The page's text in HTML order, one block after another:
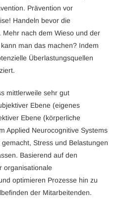
Prävention vor
Handeln bevor die
nach dem Wieso und der
man das machen? Indem
Überlastungsquellen
mittlerweile sehr gut
Ebene (eigenes
Ebene (körperliche
Applied Neurocognitive Systems
Stress und Belastungen
Basierend auf den
organisationale
optimieren Prozesse hin zu
der Mitarbeitenden.